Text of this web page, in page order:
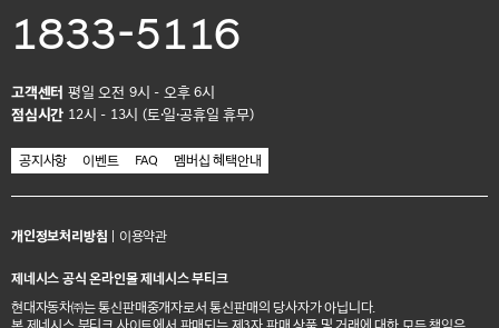
1833-5116
고객센터 평일 오전 9시 - 오후 6시
점심시간 12시 - 13시 (토·일·공휴일 휴무)
공지사항 이벤트 FAQ 멤버십 혜택안내
개인정보처리방침 이용약관
제네시스 공식 온라인몰 제네시스 부티크
현대자동차㈜는 통신판매중개자로서 통신판매의 당사자가 아닙니다.